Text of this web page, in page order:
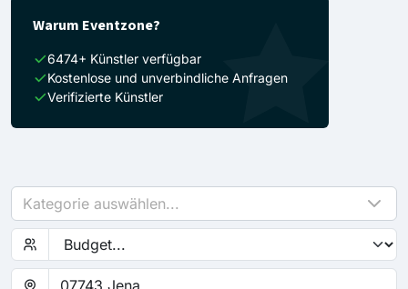
Warum Eventzone?
6474+ Künstler verfügbar
Kostenlose und unverbindliche Anfragen
Verifizierte Künstler
Kategorie auswählen...